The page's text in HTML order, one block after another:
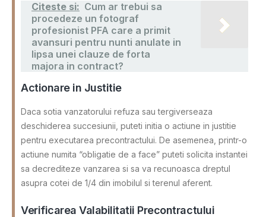
Citeste si: Cum ar trebui sa
procedeze un fotograf
profesionist PFA care a primit
avansuri pentru nunti anulate in
lipsa unei clauze de forta
majora in contract?
Actionare in Justitie
Daca sotia vanzatorului refuza sau tergiverseaza
deschiderea succesiunii, puteti initia o actiune in justitie
pentru executarea precontractului. De asemenea, printr-o
actiune numita “obligatie de a face” puteti solicita instantei
sa decrediteze vanzarea si sa va recunoasca dreptul
asupra cotei de 1/4 din imobilul si terenul aferent.
Verificarea Valabilitatii Precontractului